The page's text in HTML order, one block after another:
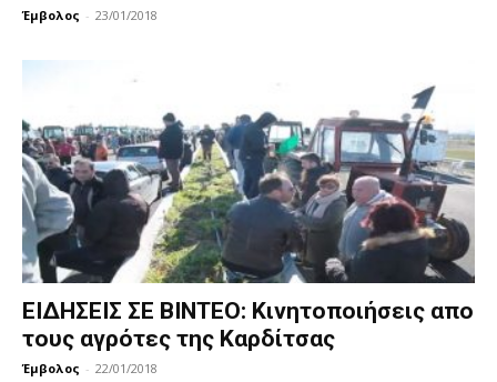
Έμβολος - 23/01/2018
ΕΙΔΗΣΕΙΣ ΣΕ ΒΙΝΤΕΟ: Κινητοποιήσεις απο
τους αγρότες της Καρδίτσας
Έμβολος - 22/01/2018